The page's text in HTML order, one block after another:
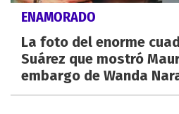
ENAMORADO
La foto del enorme
Suárez que mostró
embargo de Wanda